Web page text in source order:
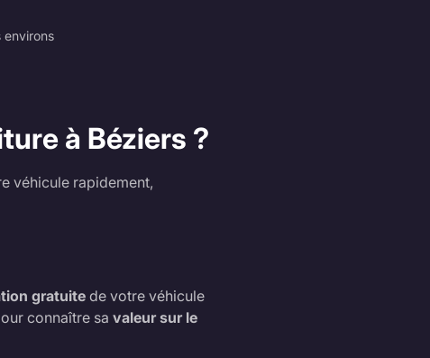
à Béziers ?
véhicule rapidement,
gratuite de votre véhicule
connaître sa valeur sur le